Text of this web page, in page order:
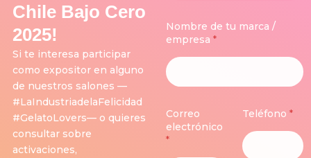
Nombre de tu marca /
empresa*
Correo
electrónico
*
Teléfono*
Chile Bajo Cero
2025!
Si te interesa participar
como expositor en alguno
de nuestros salones —
#LaIndustriadelaFelicidad
#GelatoLovers— o quieres
consultar sobre
activaciones,